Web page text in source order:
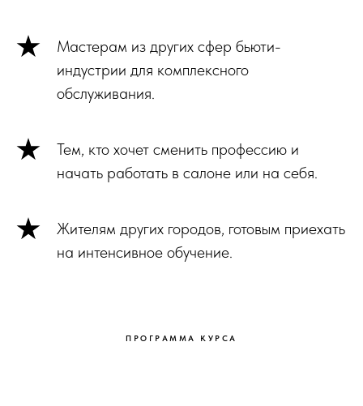
Мастерам из других сфер бьюти-
индустрии для комплексного
обслуживания.
Тем, кто хочет сменить профессию и
начать работать в салоне или на себя.
Жителям других городов, готовым приехать
на интенсивное обучение.
ПРОГРАММА КУРСА